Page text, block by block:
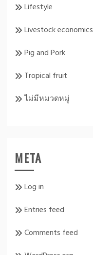
Lifestyle
Livestock economics
Pig and Pork
Tropical fruit
ไม่มีหมวดหมู่
META
Log in
Entries feed
Comments feed